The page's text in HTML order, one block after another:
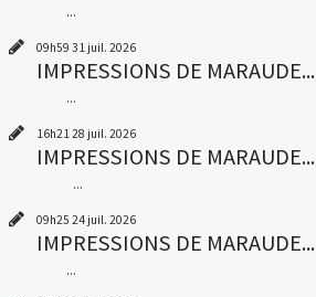
...
09h59 31 juil. 2026
IMPRESSIONS DE MARAUDE...
...
16h2128 juil. 2026
IMPRESSIONS DE MARAUDE...
...
09h25 24 juil. 2026
IMPRESSIONS DE MARAUDE...
...